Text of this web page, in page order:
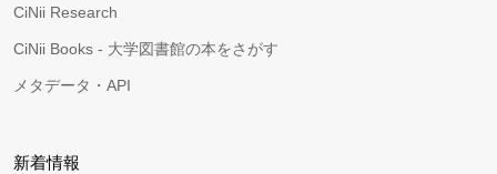
CiNii Research
CiNii Books - 大学図書館の本をさがす
メタデータ・API
新着情報